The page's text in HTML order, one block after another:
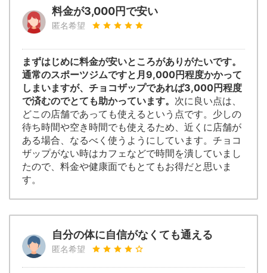
料金が3,000円で安い
匿名希望
まずはじめに料金が安いところがありがたいです。
通常のスポーツジムですと月9,000円程度かかって
しまいますが、チョコザップであれば3,000円程度
で済むのでとても助かっています。 次に良い点は、
どこの店舗であっても使えるという点です。少しの
待ち時間や空き時間でも使えるため、近くに店舗が
ある場合、なるべく使うようにしています。チョコ
ザップがない時はカフェなどで時間を潰していまし
たので、料金や健康面でもとてもお得だと思いま
す。
自分の体に自信がなくても通える
匿名希望